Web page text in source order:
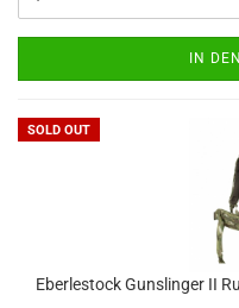
IN
SOLD OUT
Eberlestock Gunslinger II